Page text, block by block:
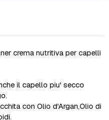
crema nutritiva per capelli
il capello piu' secco
con Olio d'Argan,Olio di